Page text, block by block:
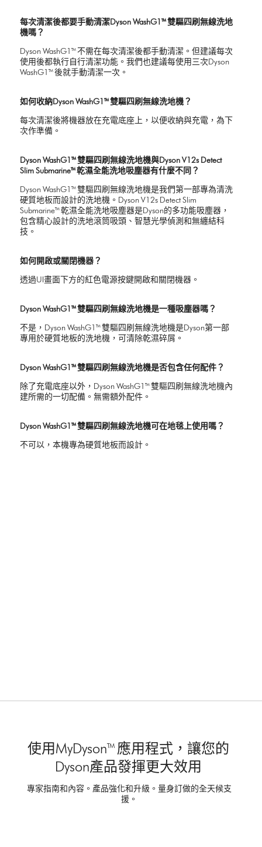
每次清潔後都要手動清潔Dyson WashG1™ 雙驅四刷無線洗地
機嗎？
Dyson WashG1™ 不需在每次清潔後都手動清潔。但建議每次
使用後都執行自行清潔功能。我們也建議每使用三次Dyson
WashG1™ 後就手動清潔一次。
如何收納Dyson WashG1™ 雙驅四刷無線洗地機？
每次清潔後將機器放在充電底座上，以便收納與充電，為下
次作準備。
Dyson WashG1™ 雙驅四刷無線洗地機與Dyson V12s Detect
Slim Submarine™ 乾濕全能洗地吸塵器有什麼不同？
Dyson WashG1™ 雙驅四刷無線洗地機是我們第一部專為清洗
硬質地板而設計的洗地機。Dyson V12s Detect Slim
Submarine™ 乾濕全能洗地吸塵器是Dyson的多功能吸塵器，
包含精心設計的洗地滾筒吸頭、智慧光學偵測和無纏結科
技。
如何開啟或關閉機器？
透過UI畫面下方的紅色電源按鍵開啟和關閉機器。
Dyson WashG1™ 雙驅四刷無線洗地機是一種吸塵器嗎？
不是，Dyson WashG1™ 雙驅四刷無線洗地機是Dyson第一部
專用於硬質地板的洗地機，可清除乾濕碎屑。
Dyson WashG1™ 雙驅四刷無線洗地機是否包含任何配件？
除了充電底座以外，Dyson WashG1™ 雙驅四刷無線洗地機內
建所需的一切配備。無需額外配件。
Dyson WashG1™ 雙驅四刷無線洗地機可在地毯上使用嗎？
不可以，本機專為硬質地板而設計。
使用MyDyson™ 應用程式，讓您的
Dyson產品發揮更大效用
專家指南和內容。產品強化和升級。量身訂做的全天候支
援。